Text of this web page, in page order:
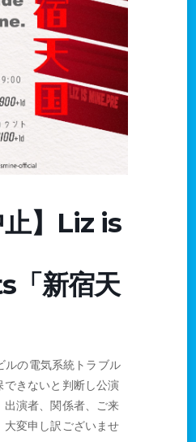
「新宿天
ルの電気系統トラブル
できないと判断し公演
出演者、関係者、ご来
大変申し訳ございませ